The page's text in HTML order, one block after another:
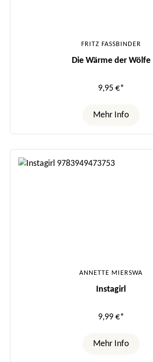
FRITZ FASSBINDER
Die Wärme der Wölfe
9,95 €*
Mehr Info
ANNETTE MIERSWA
Instagirl
9,99 €*
Mehr Info